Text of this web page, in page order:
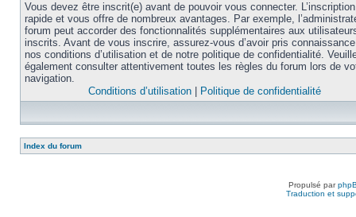
Vous devez être inscrit(e) avant de pouvoir vous connecter.
rapide et vous offre de nombreux avantages. Par exemple,
forum peut accorder des fonctionnalités supplémentaires aux
inscrits. Avant de vous inscrire, assurez-vous d’avoir pris
nos conditions d’utilisation et de notre politique de confidentialité.
également consulter attentivement toutes les règles du forum lors de
navigation.
Conditions d’utilisation
Politique de confidentialité
Index du forum
Propulsé par
Traduction et